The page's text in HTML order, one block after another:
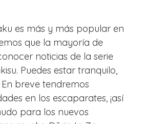
es más y más popular en
que la mayoría de
noticias de la serie
Puedes estar tranquilo,
En breve tendremos
en los escaparates, ¡así
para los nuevos